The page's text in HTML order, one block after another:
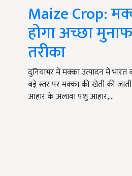
Maize Crop:
होगा अच्छा
तरीका
दुनियाभर में मक्का उत्पादन में भारत
बड़े स्तर पर मक्का की खेती की
आहार के अलावा पशु आहार,…